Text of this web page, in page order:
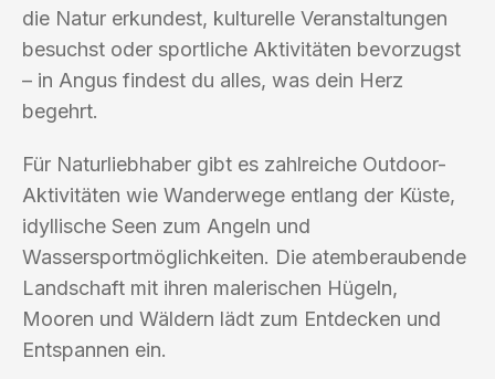
die Natur erkundest, kulturelle Veranstaltungen
besuchst oder sportliche Aktivitäten bevorzugst
– in Angus findest du alles, was dein Herz
begehrt.
Für Naturliebhaber gibt es zahlreiche Outdoor-
Aktivitäten wie Wanderwege entlang der Küste,
idyllische Seen zum Angeln und
Wassersportmöglichkeiten. Die atemberaubende
Landschaft mit ihren malerischen Hügeln,
Mooren und Wäldern lädt zum Entdecken und
Entspannen ein.